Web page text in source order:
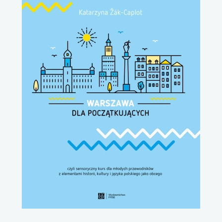
uwaga, link otwiera się w nowej karcie
uwaga, link otwiera się w nowej karcie
uwaga, link otwiera się w nowej karcie
uwaga, link otwiera się w nowej karcie
uwaga, link otwiera się w nowej karcie
uwaga, link otwiera się w nowej karcie
uwaga, link otwiera się w nowej karcie
uwaga, link otwiera się w nowej karcie